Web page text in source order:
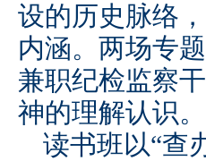
设的历史脉络
内涵。两场专
兼职纪检监察
神的理解认识。
读书班以“查